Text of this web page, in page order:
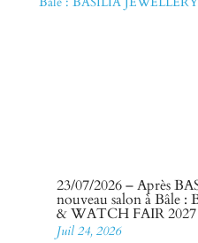
23/07/2026 – Après
nouveau salon à Bâle
& WATCH FAIR
Juil 24, 2026